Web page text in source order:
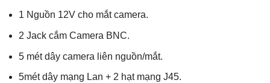
1 Nguồn 12V cho mắt camera.
2 Jack cắm Camera BNC.
5 mét dây camera liên nguồn/mắt.
5mét dây mạng Lan + 2 hạt mạng J45.